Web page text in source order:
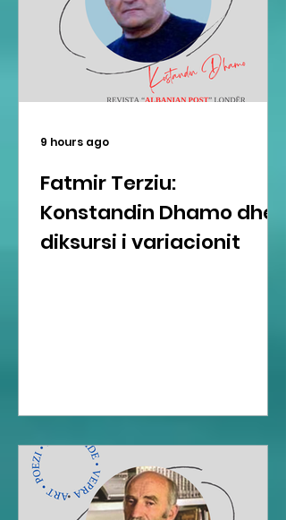
Fatmir Terziu:
Konstandin Dhamo dhe
diksursi i variacionit
9 hours ago